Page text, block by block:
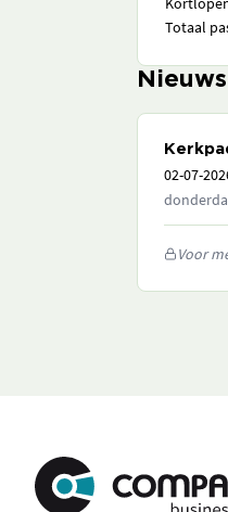
Totaal
Nieuws
02-07-
Voor